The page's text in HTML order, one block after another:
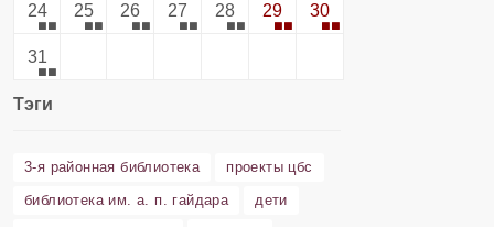
24 25 26 27 28 29 30
31
Тэги
3-я районная библиотека
проекты цбс
библиотека им. а. п. гайдара
дети